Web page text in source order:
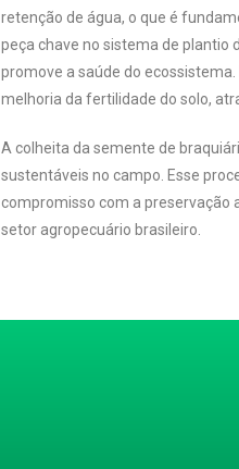
retenção de água, o que é
peça chave no sistema de plantio
promove a saúde do
melhoria da fertilidade do solo,
A colheita da semente de
sustentáveis no campo. Esse
compromisso com a preservação
setor agropecuário brasileiro.